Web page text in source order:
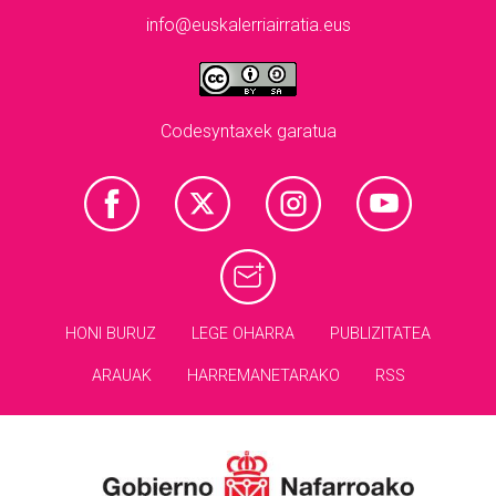
info@euskalerriairratia.eus
Codesyntaxek garatua
HONI BURUZ LEGE OHARRA PUBLIZITATEA
ARAUAK HARREMANETARAKO RSS